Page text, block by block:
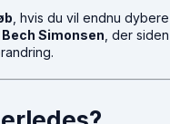
, hvis du vil endnu dybere
Simonsen , der